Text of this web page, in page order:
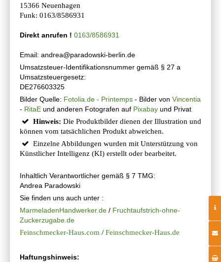
15366 Neuenhagen
Funk: 0163/8586931
Direkt anrufen ! 0163/8586931
Email: andrea@paradowski-berlin.de
Umsatzsteuer-Identifikationsnummer gemäß § 27 a
Umsatzsteuergesetz:
DE276603325
Bilder Quelle: Fotolia.de - Printemps - Bilder von Vincentia
- RitaE und anderen Fotografen auf Pixabay und Privat
Hinweis: Die Produktbilder dienen der Illustration und
können vom tatsächlichen Produkt abweichen.
Einzelne Abbildungen wurden mit Unterstützung von
Künstlicher Intelligenz (KI) erstellt oder bearbeitet.
Inhaltlich Verantwortlicher gemäß § 7 TMG:
Andrea Paradowski
Sie finden uns auch unter :
MarmeladenHandwerker.de / Fruchtaufstrich-ohne-
Zuckerzugabe.de
Feinschmecker-Haus.com / Feinschmecker-Haus.de
Haftungshinweis: